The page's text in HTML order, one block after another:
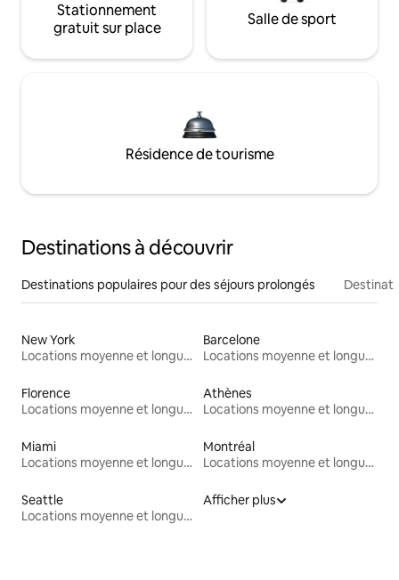
Stationnement
gratuit sur place
Salle de sport
Résidence de tourisme
Destinations à découvrir
Destinations populaires pour des séjours prolongés
New York
Locations moyenne et longue durée
Barcelone
Locations moyenne et longue durée
Florence
Locations moyenne et longue durée
Athènes
Locations moyenne et longue durée
Miami
Locations moyenne et longue durée
Montréal
Locations moyenne et longue durée
Seattle
Locations moyenne et longue durée
Afficher plus